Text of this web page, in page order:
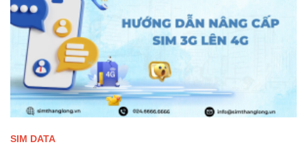
SIM DATA